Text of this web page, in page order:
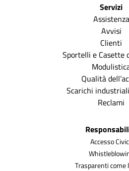
Servizi
Assistenza
Avvisi
Clienti
Sportelli e Casette
Qualità
Scarichi
Reclami
Accesso
Trasparenti come